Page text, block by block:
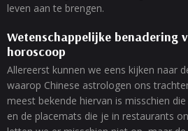
leven aan te brengen.
Wetenschappelijke benadering
horoscoop
Allereerst kunnen we eens kijken naar
waarop Chinese astrologen ons
meest bekende hiervan is misschien
en de placemats die je in restaurants